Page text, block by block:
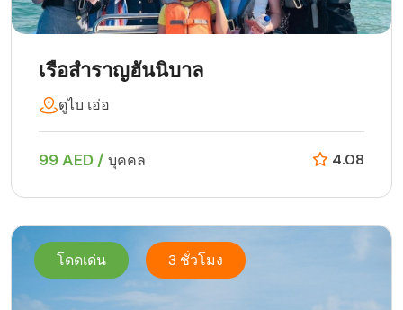
เรือสำราญฮันนิบาล
ดูไบ เอ่อ
99 AED / บุคคล 4.08
โดดเด่น 3 ชั่วโมง